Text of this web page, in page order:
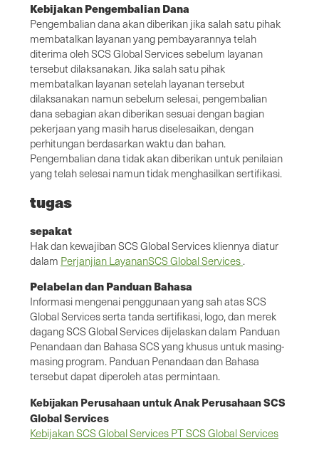
Kebijakan Pengembalian Dana
Pengembalian dana akan diberikan jika salah satu pihak
membatalkan layanan yang pembayarannya telah
diterima oleh SCS Global Services sebelum layanan
tersebut dilaksanakan. Jika salah satu pihak
membatalkan layanan setelah layanan tersebut
dilaksanakan namun sebelum selesai, pengembalian
dana sebagian akan diberikan sesuai dengan bagian
pekerjaan yang masih harus diselesaikan, dengan
perhitungan berdasarkan waktu dan bahan.
Pengembalian dana tidak akan diberikan untuk penilaian
yang telah selesai namun tidak menghasilkan sertifikasi.
tugas
sepakat
Hak dan kewajiban SCS Global Services kliennya diatur
dalam Perjanjian LayananSCS Global Services .
Pelabelan dan Panduan Bahasa
Informasi mengenai penggunaan yang sah atas SCS
Global Services serta tanda sertifikasi, logo, dan merek
dagang SCS Global Services dijelaskan dalam Panduan
Penandaan dan Bahasa SCS yang khusus untuk masing-
masing program. Panduan Penandaan dan Bahasa
tersebut dapat diperoleh atas permintaan.
Kebijakan Perusahaan untuk Anak Perusahaan SCS
Global Services
Kebijakan SCS Global Services PT SCS Global Services